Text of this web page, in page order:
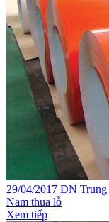
29/04/2017 DN
Nam thua lỗ
Xem tiếp